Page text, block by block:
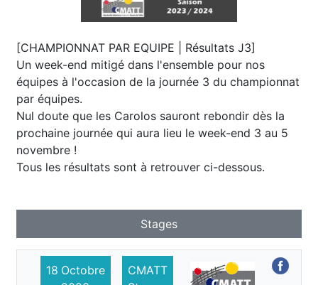
[CHAMPIONNAT PAR EQUIPE | Résultats J3]
Un week-end mitigé dans l'ensemble pour nos
équipes à l'occasion de la journée 3 du championnat
par équipes.
Nul doute que les Carolos sauront rebondir dès la
prochaine journée qui aura lieu le week-end 3 au 5
novembre !
Tous les résultats sont à retrouver ci-dessous.
Stages
18 Octobre
CMATT